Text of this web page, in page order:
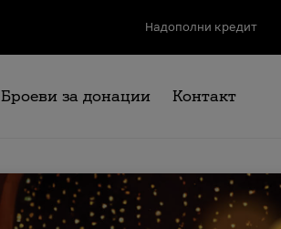
Надополни кредит
Броеви за донации Контакт